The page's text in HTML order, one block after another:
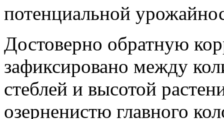
потенциальной
Достоверно обратную
зафиксировано между
стеблей и высотой
озерненистю главного